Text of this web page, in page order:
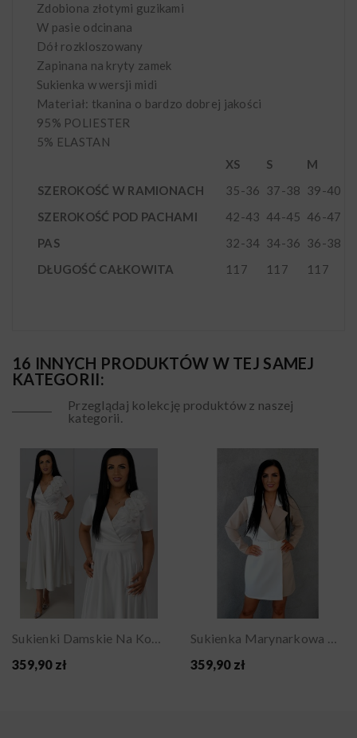
Zdobiona złotymi guzikami
W pasie odcinana
Dół rozkloszowany
Zapinana na kryty zamek
Sukienka w wersji midi
Materiał: tkanina o bardzo dobrej jakości
95% POLIESTER
5% ELASTAN
XS
S M
SZEROKOŚĆ W RAMIONACH
35-36 37-38 39-40
SZEROKOŚĆ POD PACHAMI
42-43 44-45 46-47
PAS
32-34 34-36 36-38
DŁUGOŚĆ CAŁKOWITA
117 117 117
16 INNYCH PRODUKTÓW W TEJ SAMEJ
KATEGORII:
Przeglądaj kolekcję produktów z naszej
kategorii.
359,90 zł
brak na
359,90 zł